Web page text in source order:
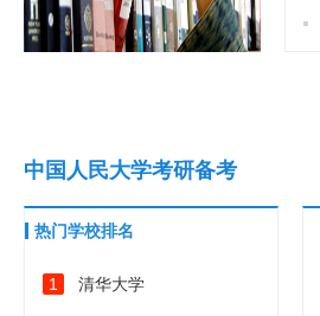
中国人民大学考研备考
热门学校排名
清华大学